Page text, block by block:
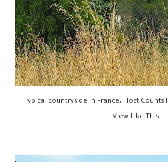
Typical countryside in France, I lost Counts
View Like This